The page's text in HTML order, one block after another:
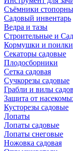
Съёмники
Садовый инвентарь
Ведра и тазы
Строительные и
Кормушки и поилки
Секаторы садовые
Плодосборники
Сетка садовая
Сучкорезы садовые
Грабли и вилы
Защита от
Кусторезы садовые
Лопаты
Лопаты садовые
Лопаты снеговые
Ножовка садовая